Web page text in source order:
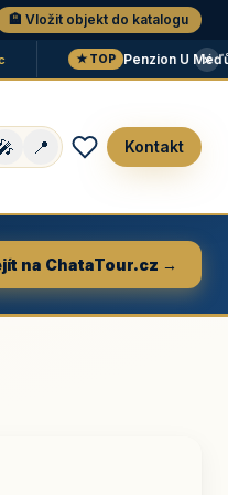
🏨 Vložit objekt do katalogu
★ TOP Penzion U Méďů📍
×
📍 Kontakt
na ChataTour.cz →